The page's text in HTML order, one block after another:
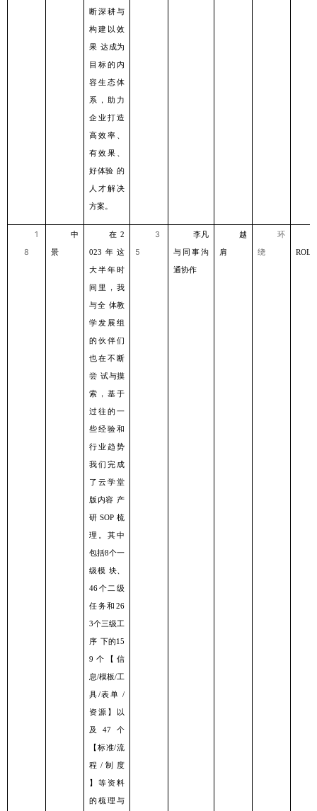
断深耕与
构建以效
果 达成为
⽬标的内
容⽣态体
系，助⼒
企业打造
⾼效率、
有效果、
好体验 的
⼈才解决
⽅案。
1
8
中
景
在 2
023 年这
⼤半年时
间⾥，我
与全 体教
学发展组
的伙伴们
也在不断
尝 试与摸
索，基于
过往的⼀
些经验和
⾏业趋势
我们完成
了云学堂
版内容 产
研 SOP 梳
理。其中
包括8个⼀
级模 块、
46个⼆级
任务和 26
3个三级⼯
序 下的15
9 个【信
息/模板/⼯
具/表单 /
资源】以
及 47 个
【标准/流
程 /制度
】等资料
的梳理与
3
5
李凡
与同事沟
通协作
越
肩
环
绕
ROLL